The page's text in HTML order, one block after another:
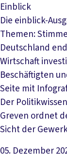
Einblick
Die einblick-
Themen:
Deutschland
Wirtschaft
Beschäftigten
Seite mit
Der
Greven ordnet
Sicht der
05. Dezember